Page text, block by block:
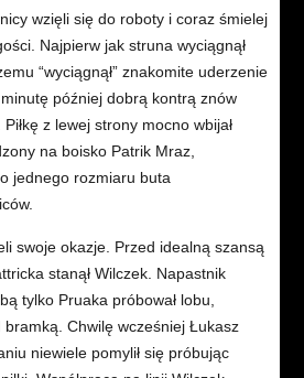
wzięli się do roboty i coraz śmielej
Najpierw jak struna wyciągnął
“wyciągnął” znakomite uderzenie
później dobrą kontrą znów
z lewej strony mocno wbijał
na boisko Patrik Mraz,
jednego rozmiaru buta
swoje okazje. Przed idealną szansą
stanął Wilczek. Napastnik
tylko Pruaka próbował lobu,
bramką. Chwilę wcześniej Łukasz
niewiele pomylił się próbując